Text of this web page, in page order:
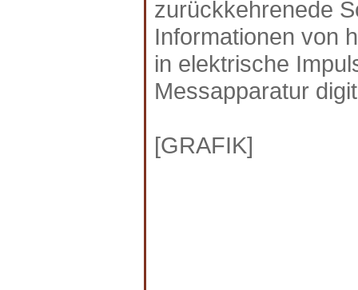
zurückkehrenede
Informationen von
in elektrische
Messapparatur
[GRAFIK]